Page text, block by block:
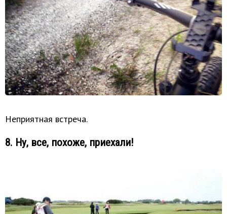
Неприятная встреча.
8. Ну, все, похоже, приехали!